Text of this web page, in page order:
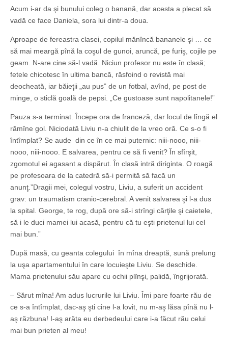
Acum i-ar da şi bunului coleg o banană, dar acesta a plecat să
vadă ce face Daniela, sora lui dintr-a doua.
Aproape de fereastra clasei, copilul mănîncă bananele şi … ce
să mai meargă pînă la coşul de gunoi, aruncă, pe furiş, cojile pe
geam. N-are cine să-l vadă. Niciun profesor nu este în clasă;
fetele chicotesc în ultima bancă, răsfoind o revistă mai
deocheată, iar băieţii „au pus” de un fotbal, avînd, pe post de
minge, o sticlă goală de pepsi. „Ce gustoase sunt napolitanele!”
Pauza s-a terminat. Începe ora de franceză, dar locul de lîngă el
rămîne gol. Niciodată Liviu n-a chiulit de la vreo oră. Ce s-o fi
întîmplat? Se aude din ce în ce mai puternic: niii-nooo, niii-
nooo, niii-nooo. E salvarea, pentru ce să fi venit? În sfîrşit,
zgomotul ei agasant a dispărut. În clasă intră diriginta. O roagă
pe profesoara de la catedră să-i permită să facă un
anunţ.”Dragii mei, colegul vostru, Liviu, a suferit un accident
grav: un traumatism cranio-cerebral. A venit salvarea şi l-a dus
la spital. George, te rog, după ore să-i strîngi cărţile şi caietele,
să i le duci mamei lui acasă, pentru că tu eşti prietenul lui cel
mai bun.”
După masă, cu geanta colegului în mîna dreaptă, sună prelung
la uşa apartamentului în care locuieşte Liviu. Se deschide.
Mama prietenului său apare cu ochii plînşi, palidă, îngrijorată.
– Sărut mîna! Am adus lucrurile lui Liviu. Îmi pare foarte rău de
ce s-a întîmplat, dac-aş şti cine l-a lovit, nu m-aş lăsa pînă nu l-
aş răzbuna! I-aş arăta eu derbedeului care i-a făcut rău celui
mai bun prieten al meu!